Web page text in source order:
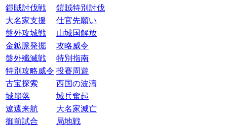
鎧賊討伐戦
鎧賊特別討伐
大名家支援
仕官先願い
盤外攻城戦
山城国解放
金鉱脈発掘
攻略威令
盤外殲滅戦
特別指南
特別攻略威令 投賽周遊
古宝探索
西国の波濤
城崩落
城兵奮起
遼遠来航
大名家滅亡
御前試合
局地戦